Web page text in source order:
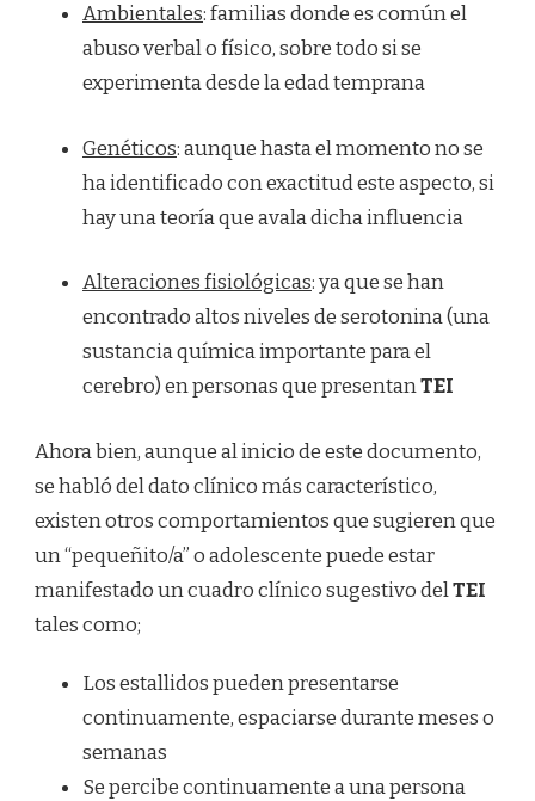
Ambientales: familias donde es común el
abuso verbal o físico, sobre todo si se
experimenta desde la edad temprana
Genéticos: aunque hasta el momento no se
ha identificado con exactitud este aspecto, si
hay una teoría que avala dicha influencia
Alteraciones fisiológicas: ya que se han
encontrado altos niveles de serotonina (una
sustancia química importante para el
cerebro) en personas que presentanTEI
Ahora bien, aunque al inicio de este documento,
se habló del dato clínico más característico,
existen otros comportamientos que sugieren que
un “pequeñito/a” o adolescente puede estar
manifestado un cuadro clínico sugestivo delTEI
tales como;
Los estallidos pueden presentarse
continuamente, espaciarse durante meses o
semanas
Se percibe continuamente a una persona